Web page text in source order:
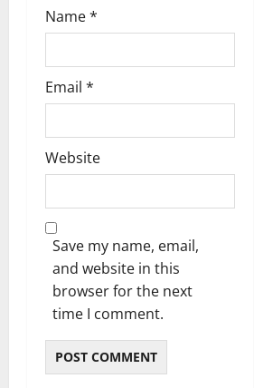
Name*
Email *
Website
Save my name, email,
and website in this
browser for the next
time I comment.